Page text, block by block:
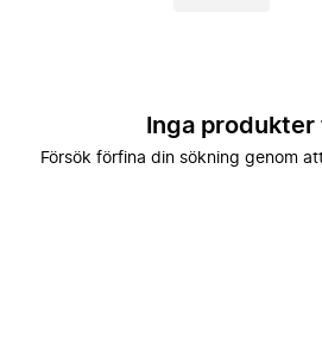
Inga produkter
Försök förfina din sökning genom